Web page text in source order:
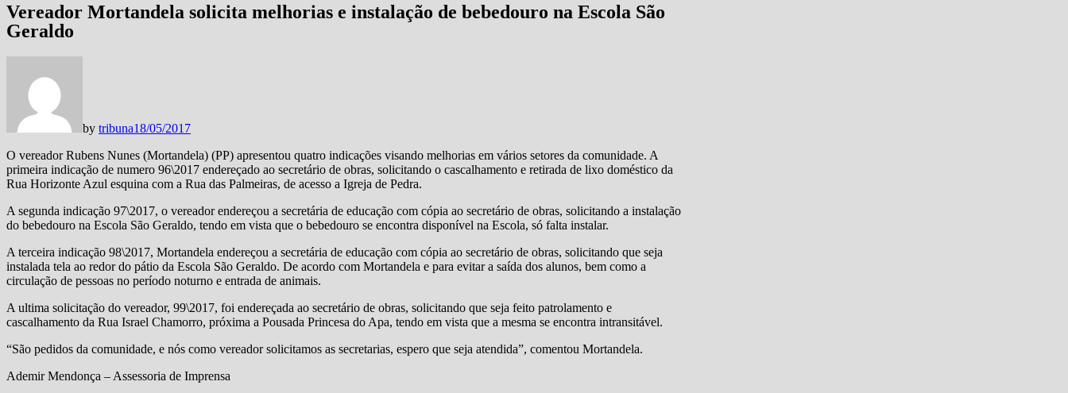
Vereador Mortandela solicita melhorias e instalação de bebedouro na Escola São
Geraldo
by tribuna18/05/2017
O vereador Rubens Nunes (Mortandela) (PP) apresentou quatro indicações visando melhorias em vários setores da comunidade. A
primeira indicação de numero 96\2017 endereçado ao secretário de obras, solicitando o cascalhamento e retirada de lixo doméstico da
Rua Horizonte Azul esquina com a Rua das Palmeiras, de acesso a Igreja de Pedra.
A segunda indicação 97\2017, o vereador endereçou a secretária de educação com cópia ao secretário de obras, solicitando a instalação
do bebedouro na Escola São Geraldo, tendo em vista que o bebedouro se encontra disponível na Escola, só falta instalar.
A terceira indicação 98\2017, Mortandela endereçou a secretária de educação com cópia ao secretário de obras, solicitando que seja
instalada tela ao redor do pátio da Escola São Geraldo. De acordo com Mortandela e para evitar a saída dos alunos, bem como a
circulação de pessoas no período noturno e entrada de animais.
A ultima solicitação do vereador, 99\2017, foi endereçada ao secretário de obras, solicitando que seja feito patrolamento e
cascalhamento da Rua Israel Chamorro, próxima a Pousada Princesa do Apa, tendo em vista que a mesma se encontra intransitável.
“São pedidos da comunidade, e nós como vereador solicitamos as secretarias, espero que seja atendida”, comentou Mortandela.
Ademir Mendonça – Assessoria de Imprensa